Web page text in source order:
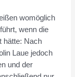
womöglich
wenn die
hätte: Nach
Laue jedoch
und der